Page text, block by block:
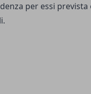
per essi